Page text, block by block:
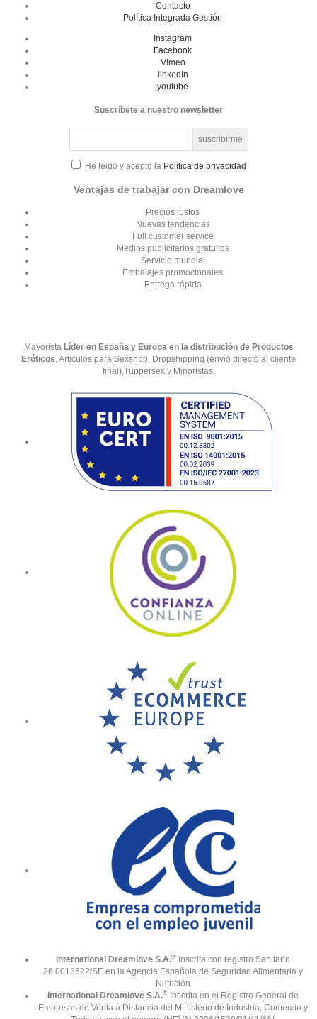
Contacto
Política Integrada Gestión
Instagram
Facebook
Vimeo
linkedIn
youtube
Suscríbete a nuestro newsletter
He leido y acepto la Política de privacidad
Ventajas de trabajar con Dreamlove
Precios justos
Nuevas tendencias
Full customer service
Medios publicitarios gratuitos
Servicio mundial
Embalajes promocionales
Entrega rápida
Mayorista Líder en España y Europa en la distribución de Productos
Eróticos, Articulos para Sexshop, Dropshipping (envio directo al cliente
final),Tuppersex y Minoristas.
International Dreamlove S.A.® Inscrita con registro Sanitario
26.0013522/SE en la Agencia Española de Seguridad Alimentaria y
Nutrición
International Dreamlove S.A.®Inscrita en el Registro General de
Empresas de Venta a Distancia del Ministerio de Industria, Comercio y